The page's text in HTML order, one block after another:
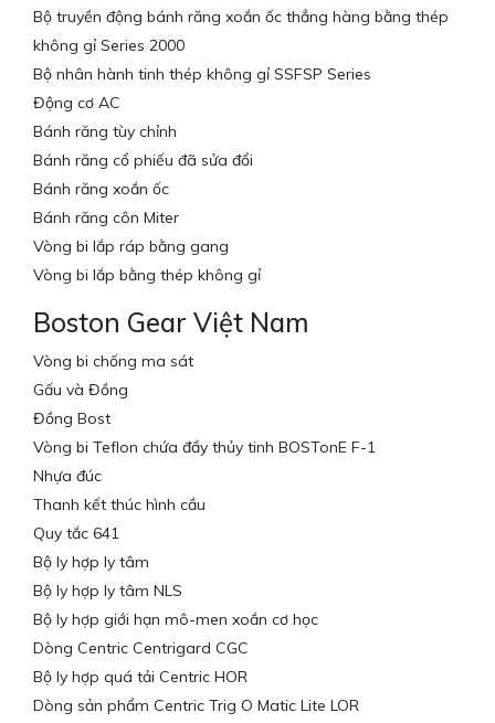
Bộ truyền động bánh răng xoắn ốc thẳng hàng bằng thép
không gỉ Series 2000
Bộ nhân hành tinh thép không gỉ SSFSP Series
Động cơ AC
Bánh răng tùy chỉnh
Bánh răng cổ phiếu đã sửa đổi
Bánh răng xoắn ốc
Bánh răng côn Miter
Vòng bi lắp ráp bằng gang
Vòng bi lắp bằng thép không gỉ
Boston Gear Việt Nam
Vòng bi chống ma sát
Gấu và Đồng
Đồng Bost
Vòng bi Teflon chứa đầy thủy tinh BOSTonE F-1
Nhựa đúc
Thanh kết thúc hình cầu
Quy tắc 641
Bộ ly hợp ly tâm
Bộ ly hợp ly tâm NLS
Bộ ly hợp giới hạn mô-men xoắn cơ học
Dòng Centric Centrigard CGC
Bộ ly hợp quá tải Centric HOR
Dòng sản phẩm Centric Trig O Matic Lite LOR